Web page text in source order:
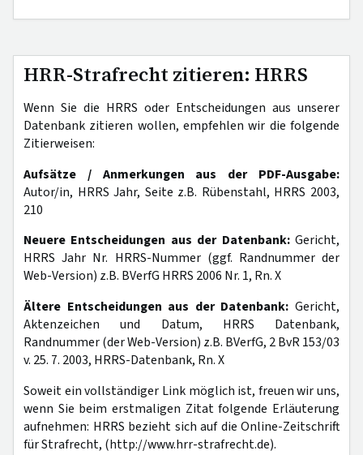
HRR-Strafrecht zitieren: HRRS
Wenn Sie die HRRS oder Entscheidungen aus unserer
Datenbank zitieren wollen, empfehlen wir die folgende
Zitierweisen:
Aufsätze / Anmerkungen aus der PDF-Ausgabe:
Autor/in, HRRS Jahr, Seite z.B. Rübenstahl, HRRS 2003,
210
Neuere Entscheidungen aus der Datenbank:Gericht,
HRRS Jahr Nr. HRRS-Nummer (ggf. Randnummer der
Web-Version) z.B. BVerfG HRRS 2006 Nr. 1, Rn. X
Ältere Entscheidungen aus der Datenbank: Gericht,
Aktenzeichen und Datum, HRRS Datenbank,
Randnummer (der Web-Version) z.B. BVerfG, 2 BvR 153/03
v. 25. 7. 2003, HRRS-Datenbank, Rn. X
Soweit ein vollständiger Link möglich ist, freuen wir uns,
wenn Sie beim erstmaligen Zitat folgende Erläuterung
aufnehmen: HRRS bezieht sich auf die Online-Zeitschrift
für Strafrecht, (http://www.hrr-strafrecht.de).